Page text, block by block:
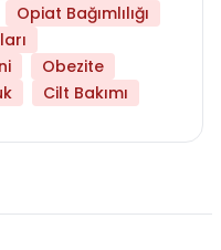
Opiat Bağımlılığı
Obezite
Cilt Bakımı